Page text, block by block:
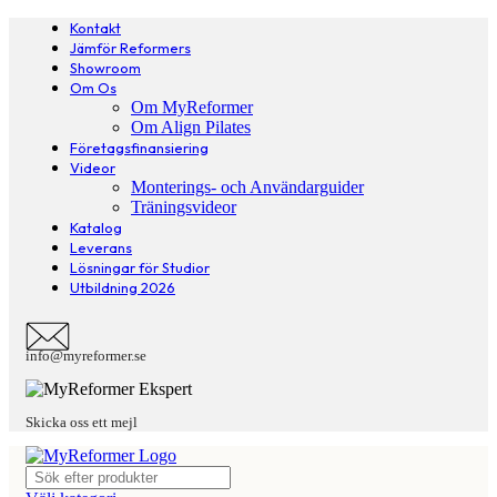
Kontakt
Jämför Reformers
Showroom
Om Os
Om MyReformer
Om Align Pilates
Företagsfinansiering
Videor
Monterings- och Användarguider
Träningsvideor
Katalog
Leverans
Lösningar för Studior
Utbildning 2026
info@myreformer.se
Skicka oss ett mejl